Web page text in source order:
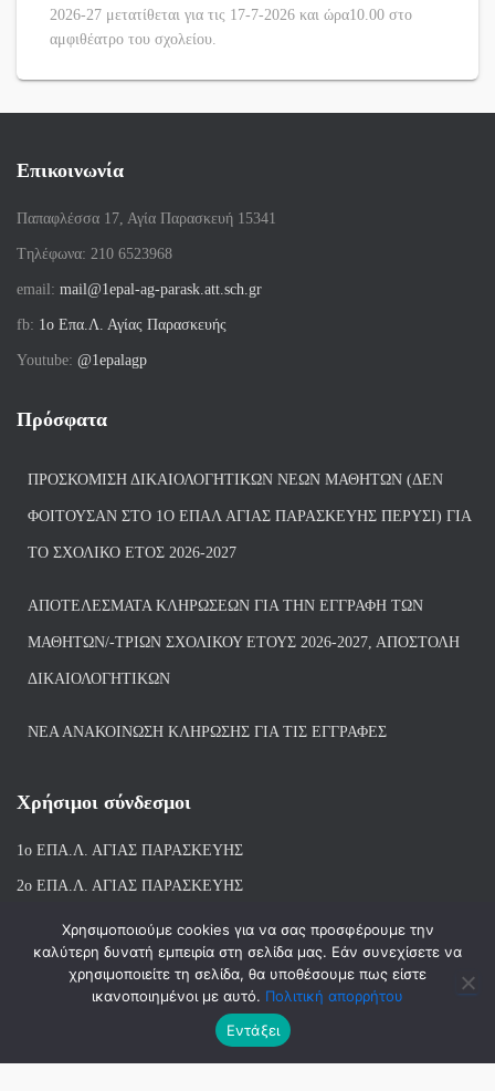
2026-27 μετατίθεται για τις 17-7-2026 και ώρα10.00 στο
αμφιθέατρο του σχολείου.
Επικοινωνία
Παπαφλέσσα 17, Αγία Παρασκευή 15341
Tηλέφωνα: 210 6523968
email: mail@1epal-ag-parask.att.sch.gr
fb: 1ο Επα.Λ. Αγίας Παρασκευής
Youtube: @1epalagp
Πρόσφατα
ΠΡΟΣΚΌΜΙΣΗ ΔΙΚΑΙΟΛΟΓΗΤΙΚΏΝ ΝΈΩΝ ΜΑΘΗΤΏΝ (ΔΕΝ
ΦΟΙΤΟΎΣΑΝ ΣΤΟ 1Ο ΕΠΑΛ ΑΓΙΑΣ ΠΑΡΑΣΚΕΥΗΣ ΠΈΡΥΣΙ) ΓΙΑ
ΤΟ ΣΧΟΛΙΚΌ ΈΤΟΣ 2026-2027
ΑΠΟΤΕΛΈΣΜΑΤΑ ΚΛΗΡΏΣΕΩΝ ΓΙΑ ΤΗΝ ΕΓΓΡΑΦΉ ΤΩΝ
ΜΑΘΗΤΏΝ/-ΤΡΙΏΝ ΣΧΟΛΙΚΟΎ ΈΤΟΥΣ 2026-2027, ΑΠΟΣΤΟΛΉ
ΔΙΚΑΙΟΛΟΓΗΤΙΚΏΝ
ΝΕΑ ΑΝΑΚΟΙΝΩΣΗ ΚΛΗΡΩΣΗΣ ΓΙΑ ΤΙΣ ΕΓΓΡΑΦΕΣ
Χρήσιμοι σύνδεσμοι
1ο ΕΠΑ.Λ. ΑΓΙΑΣ ΠΑΡΑΣΚΕΥΗΣ
2ο ΕΠΑ.Λ. ΑΓΙΑΣ ΠΑΡΑΣΚΕΥΗΣ
1ο Ε.Κ. ΑΓΙΑΣ ΠΑΡΑΣΚΕΥΗΣ
ΒΙΒΛΙΟΘΗΚΗ 1ου & 2ου ΕΠΑΛ ΑΓΙΑΣ ΠΑΡΑΣΚΕΥΗΣ
Hestia | Αναπτύχθηκε απόThemeIsle
Χρησιμοποιούμε cookies για να σας προσφέρουμε την
καλύτερη δυνατή εμπειρία στη σελίδα μας. Εάν συνεχίσετε να
χρησιμοποιείτε τη σελίδα, θα υποθέσουμε πως είστε
ικανοποιημένοι με αυτό. Πολιτική απορρήτου
Εντάξει